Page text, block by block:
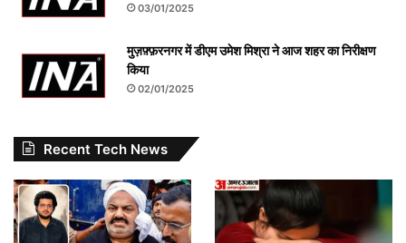
03/01/2025
मुज़फ़्फ़रनगर में डीएम उमेश मिश्रा ने आज शहर का निरीक्षण
किया
02/01/2025
Recent Tech News